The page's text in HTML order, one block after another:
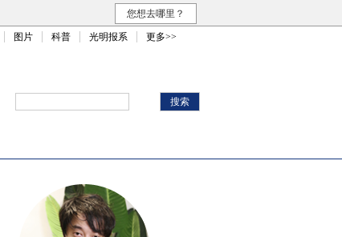
您想去哪里？
图片 科普 光明报系 更多>>